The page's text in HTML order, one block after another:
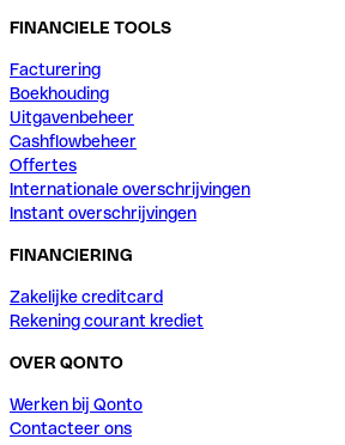
FINANCIELE TOOLS
Facturering
Boekhouding
Uitgavenbeheer
Cashflowbeheer
Offertes
Internationale overschrijvingen
Instant overschrijvingen
FINANCIERING
Zakelijke creditcard
Rekening courant krediet
OVER QONTO
Werken bij Qonto
Contacteer ons